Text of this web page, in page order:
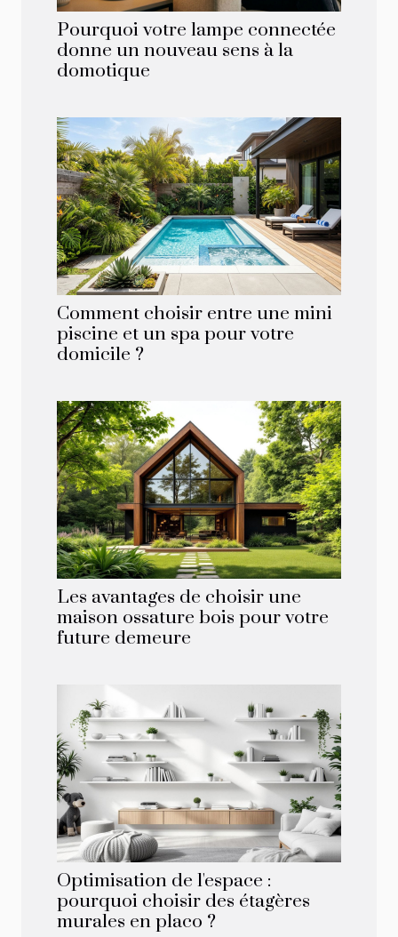
Pourquoi votre lampe connectée
donne un nouveau sens à la
domotique
Comment choisir entre une mini
piscine et un spa pour votre
domicile ?
Les avantages de choisir une
maison ossature bois pour votre
future demeure
Optimisation de l'espace :
pourquoi choisir des étagères
murales en placo ?